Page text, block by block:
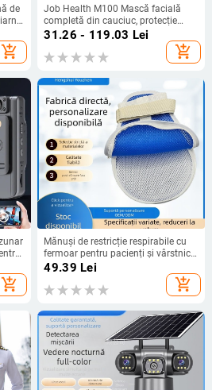
de
add_shopping_cart
Job Health M100 Mască facială
completă din cauciuc, protecție
împotriva prafului industrial, pentru
respirabilă
31.26 - 119.03 Lei
add_shopping_cart
add_shopping_cart
Mănuși de restricție respirabile cu
fermoar pentru pacienți și vârstnici
— anti-zgâriere, anti-smulgere,
plăcuță de protecție încorporată,
curele fixe, Material: fibră de
49.39 Lei
add_shopping_cart